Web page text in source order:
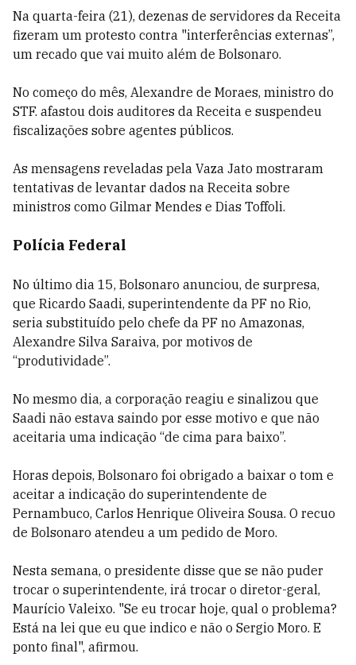
Na quarta-feira (21), dezenas de servidores da Receita
fizeram um protesto contra "interferências externas”,
um recado que vai muito além de Bolsonaro.
No começo do mês, Alexandre de Moraes, ministro do
STF. afastou dois auditores da Receita e suspendeu
fiscalizações sobre agentes públicos.
As mensagens reveladas pela Vaza Jato mostraram
tentativas de levantar dados na Receita sobre
ministros como Gilmar Mendes e Dias Toffoli.
Polícia Federal
No último dia 15, Bolsonaro anunciou, de surpresa,
que Ricardo Saadi, superintendente da PF no Rio,
seria substituído pelo chefe da PF no Amazonas,
Alexandre Silva Saraiva, por motivos de
“produtividade”.
No mesmo dia, a corporação reagiu e sinalizou que
Saadi não estava saindo por esse motivo e que não
aceitaria uma indicação “de cima para baixo”.
Horas depois, Bolsonaro foi obrigado a baixar o tom e
aceitar a indicação do superintendente de
Pernambuco, Carlos Henrique Oliveira Sousa. O recuo
de Bolsonaro atendeu a um pedido de Moro.
Nesta semana, o presidente disse que se não puder
trocar o superintendente, irá trocar o diretor-geral,
Maurício Valeixo. "Se eu trocar hoje, qual o problema?
Está na lei que eu que indico e não o Sergio Moro. E
ponto final", afirmou.